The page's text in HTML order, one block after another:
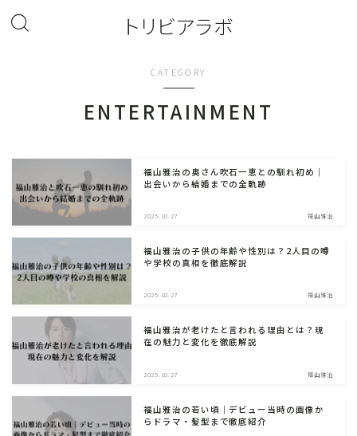
トリビアラボ
CATEGORY
ENTERTAINMENT
福山雅治の奥さん吹石一恵との馴れ初め｜
出会いから結婚までの全軌跡
2025.10.27 福山雅治
福山雅治の子供の年齢や性別は？2人目の噂
や学校の真相を徹底解説
2025.10.27 福山雅治
福山雅治が老けたと言われる理由とは？現
在の魅力と変化を徹底解説
2025.10.27 福山雅治
福山雅治の若い頃｜デビュー当時の画像か
らドラマ・髪型まで徹底紹介